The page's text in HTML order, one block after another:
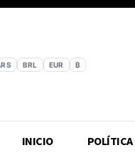
BRL EUR ₿
INICIO POLÍTICA